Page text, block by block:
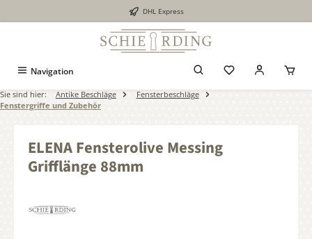
DHL Express
Navigation
Sie sind hier: Antike Beschläge
Fensterbeschläge
Fenstergriffe und Zubehör
ELENA Fensterolive Messing
Grifflänge 88mm